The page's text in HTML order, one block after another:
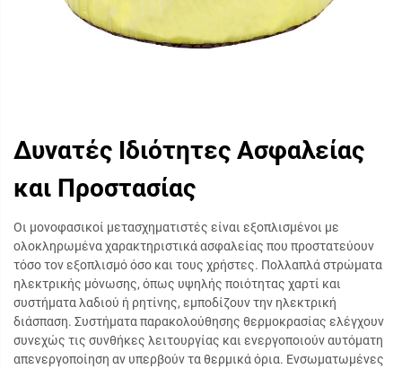
Δυνατές Ιδιότητες Ασφαλείας
και Προστασίας
Οι μονοφασικοί μετασχηματιστές είναι εξοπλισμένοι με
ολοκληρωμένα χαρακτηριστικά ασφαλείας που προστατεύουν
τόσο τον εξοπλισμό όσο και τους χρήστες. Πολλαπλά στρώματα
ηλεκτρικής μόνωσης, όπως υψηλής ποιότητας χαρτί και
συστήματα λαδιού ή ρητίνης, εμποδίζουν την ηλεκτρική
διάσπαση. Συστήματα παρακολούθησης θερμοκρασίας ελέγχουν
συνεχώς τις συνθήκες λειτουργίας και ενεργοποιούν αυτόματη
απενεργοποίηση αν υπερβούν τα θερμικά όρια. Ενσωματωμένες